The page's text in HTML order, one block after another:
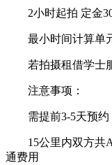
2小时起拍 定金
最小时间计算单
若拍摄租借学士
注意事项：
需提前3-5天预约
15公里内双方共
通费用